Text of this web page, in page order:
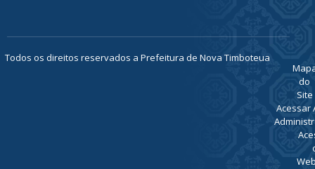
Todos os direitos reservados a Prefeitura de Nova Timboteua
do
Site
Acessar